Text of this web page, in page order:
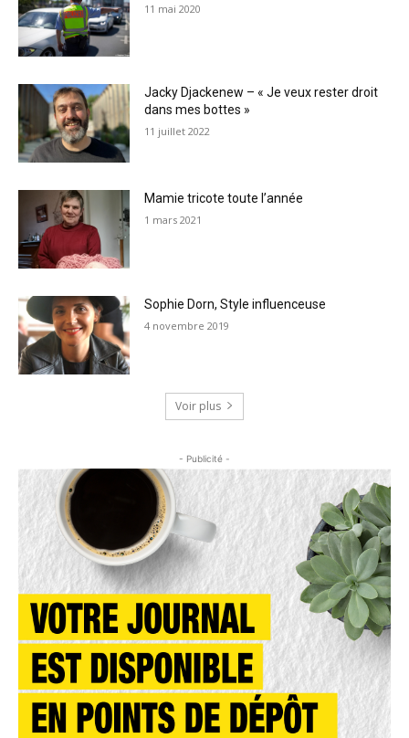
11 mai 2020
Jacky Djackenew – « Je veux rester droit
dans mes bottes »
11 juillet 2022
Mamie tricote toute l’année
1 mars 2021
Sophie Dorn, Style influenceuse
4 novembre 2019
Voir plus
- Publicité -